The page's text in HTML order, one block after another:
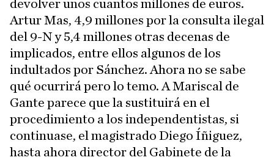
devolver unos cuantos millones de euros.
Artur Mas, 4,9 millones por la consulta ilegal
del 9-N y 5,4 millones otras decenas de
implicados, entre ellos algunos de los
indultados por Sánchez. Ahora no se sabe
qué ocurrirá pero lo temo. A Mariscal de
Gante parece que la sustituirá en el
procedimiento a los independentistas, si
continuase, el magistrado Diego Íñiguez,
hasta ahora director del Gabinete de la